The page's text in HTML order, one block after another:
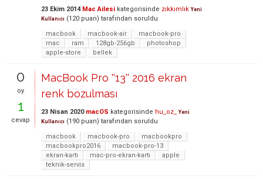
23 Ekim 2014 Mac Ailesi kategorisinde zıkkımlık Yeni
Kullanıcı (120 puan) tarafından soruldu
macbook
macbook-air
macbook-pro
mac
ram 128gb-256gb
photoshop
apple-store
bellek
0
oy
1
cevap
MacBook Pro ''13'' 2016 ekran
renk bozulması
23 Nisan 2020 macOS kategorisinde hu_oz_
Yeni
Kullanıcı (190 puan) tarafından soruldu
macbook
macbook-pro
macbookpro
macbookpro2016
macbook-pro-13
ekran-kartı
mac-pro-ekran-kartı
apple
teknik-servis